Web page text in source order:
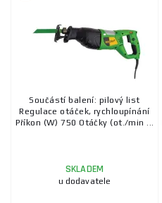
Součástí balení: pilový list
Regulace otáček, rychloupínání
Příkon (W) 750 Otáčky (ot./min ...
SKLADEM
u dodavatele